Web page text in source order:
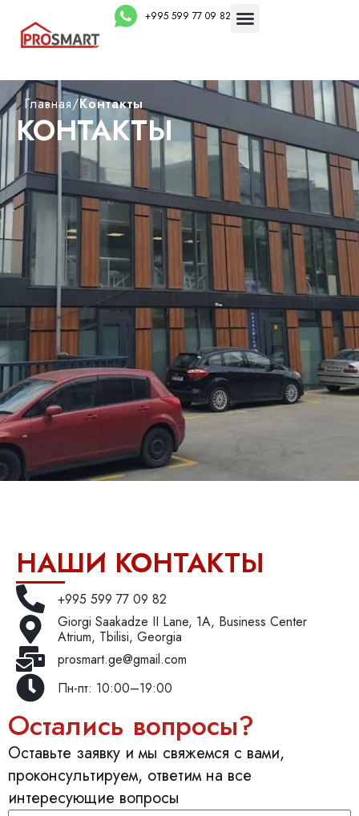
+995 599 77 09 82
Главная/Контакты
КОНТАКТЫ
НАШИ КОНТАКТЫ
+995 599 77 09 82
Giorgi Saakadze II Lane, 1A, Business Center
Atrium, Tbilisi, Georgia
prosmart.ge@gmail.com
Пн-пт: 10:00–19:00
Остались вопросы?
Оставьте заявку и мы свяжемся с вами,
проконсультируем, ответим на все
интересующие вопросы